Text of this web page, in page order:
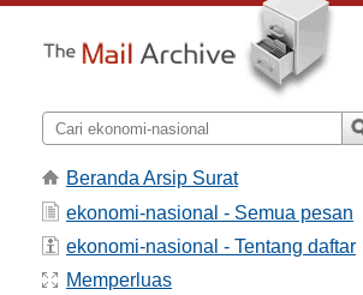
Beranda Arsip Surat
ekonomi-nasional - Semua pesan
ekonomi-nasional - Tentang daftar
Memperluas